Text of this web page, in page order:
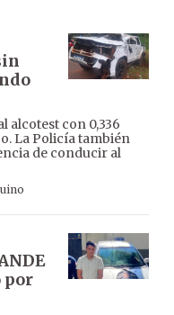
alcotest con 0,336
La Policía también
de conducir al
por